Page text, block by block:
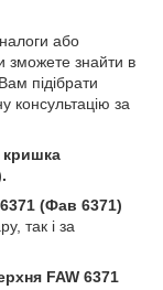
або
зможете знайти в
підібрати
консультацію за
кришка
(Фав 6371)
так і за
FAW 6371